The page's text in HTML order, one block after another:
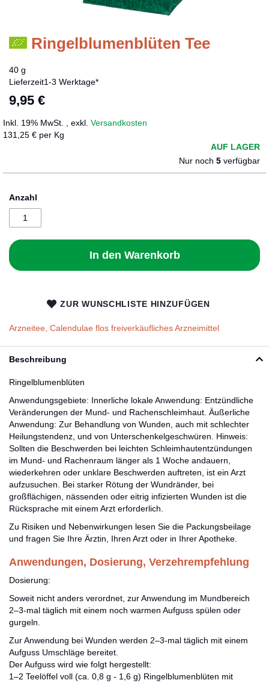
Ringelblumenblüten Tee
40 g
Lieferzeit1-3 Werktage*
9,95 €
Inkl. 19% MwSt. exkl. Versandkosten
131,25 € per Kg
AUF LAGER
Nur noch 5 verfügbar
Anzahl
In den Warenkorb
ZUR WUNSCHLISTE HINZUFÜGEN
Arzneitee, Calendulae flos freiverkäufliches Arzneimittel
Zum
Bildergalerie
Beschreibung
Ringelblumenblüten
Anwendungsgebiete: Innerliche lokale Anwendung: Entzündliche
Veränderungen der Mund- und Rachenschleimhaut. Äußerliche
Anwendung: Zur Behandlung von Wunden, auch mit schlechter
Heilungstendenz, und von Unterschenkelgeschwüren. Hinweis:
Sollten die Beschwerden bei leichten Schleimhautentzündungen
im Mund- und Rachenraum länger als 1 Woche andauern,
wiederkehren oder unklare Beschwerden auftreten, ist ein Arzt
aufzusuchen. Bei starker Rötung der Wundränder, bei
großflächigen, nässenden oder eitrig infizierten Wunden ist die
Rücksprache mit einem Arzt erforderlich.
Zu Risiken und Nebenwirkungen lesen Sie die Packungsbeilage
und fragen Sie Ihre Ärztin, Ihren Arzt oder in Ihrer Apotheke.
Anwendungen, Dosierung, Verzehrempfehlung
Dosierung:
Soweit nicht anders verordnet, zur Anwendung im Mundbereich
2–3-mal täglich mit einem noch warmen Aufguss spülen oder
gurgeln.
Zur Anwendung bei Wunden werden 2–3-mal täglich mit einem
Aufguss Umschläge bereitet.
Der Aufguss wird wie folgt hergestellt:
1–2 Teelöffel voll (ca. 0,8 g - 1,6 g) Ringelblumenblüten mit